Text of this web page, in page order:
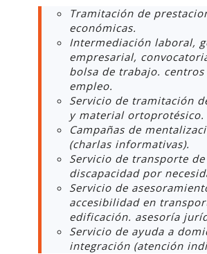
Tramitación de
económicas.
Intermediación laboral,
empresarial,
bolsa de trabajo. centros
empleo.
Servicio de tramitación
y material ortoprotésico.
Campañas de
(charlas informativas).
Servicio de transporte
discapacidad por
Servicio de
accesibilidad en
edificación. asesoría
Servicio de ayuda a
integración (atención